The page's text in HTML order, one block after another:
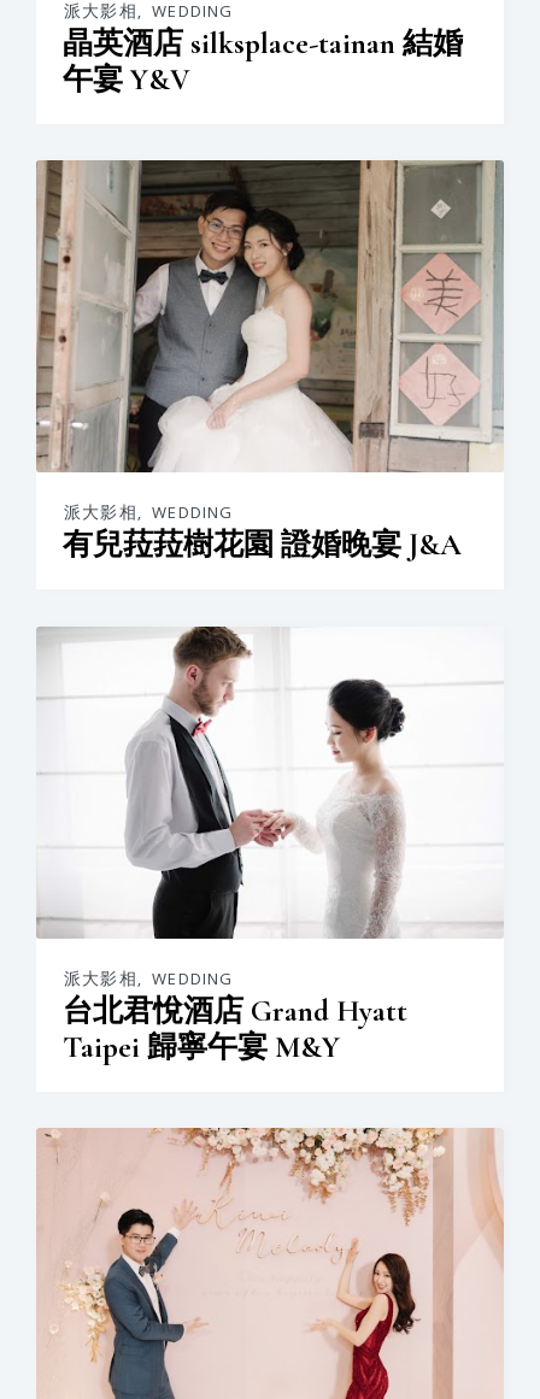
派大影相, WEDDING
晶英酒店 silksplace-tainan 結婚
午宴 Y&V
派大影相, WEDDING
有兒菈菈樹花園 證婚晚宴 J&A
派大影相, WEDDING
台北君悅酒店 Grand Hyatt
Taipei 歸寧午宴 M&Y